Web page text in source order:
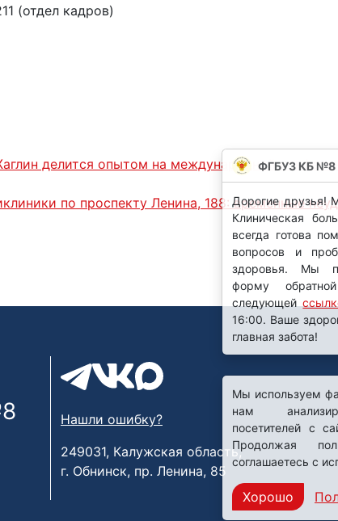
(отдел кадров)
делится опытом на международной
по проспекту Ленина, 188: временные
Нашли ошибку?
249031, Калужская область,
г. Обнинск, пр. Ленина, 85
ФГБУЗ КБ №8
Дорогие друзья!
Клиническая
всегда готова
вопросов и
здоровья. Мы
форму
следующей
16:00. Ваше
главная забота!
Мы используем
нам
посетителей с
Продолжая
соглашаетесь с
Хорошо